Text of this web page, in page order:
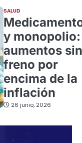
SALUD
y monopolio:
aumentos sin
freno por
encima de la
inflación
26 junio, 2026